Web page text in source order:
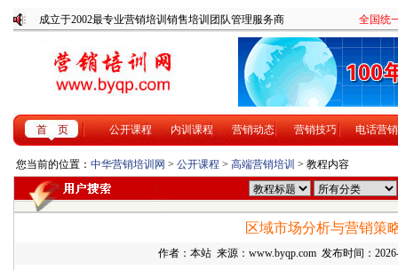
成立于2002最专业营销培训销售培训团队管理服务商 全国统
首 页 公开课程 内训课程 营销动态 营销技巧 电话营销
您当前的位置： 中华营销培训网 > 公开课程 > 高端营销培训 > 教程内容
区域市场分析与营销策
作者：本站 来源：www.byqp.com 发布时间：